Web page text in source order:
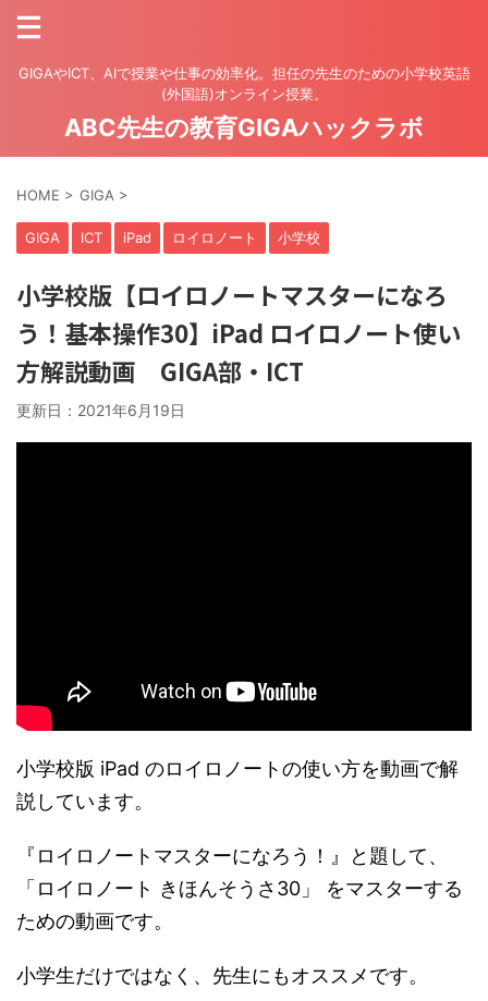
GIGAやICT、AIで授業や仕事の効率化。担任の先生のための小学校英語
(外国語)オンライン授業。
ABC先生の教育GIGAハックラボ
HOME > GIGA >
GIGA ICT iPad ロイロノート 小学校
小学校版【ロイロノートマスターになろ
う！基本操作30】iPad ロイロノート使い
方解説動画 GIGA部・ICT
更新日： 2021年6月19日
小学校版 iPad のロイロノートの使い方を動画で解
説しています。
『ロイロノートマスターになろう！』と題して、
「ロイロノート きほんそうさ30」 をマスターする
ための動画です。
小学生だけではなく、先生にもオススメです。